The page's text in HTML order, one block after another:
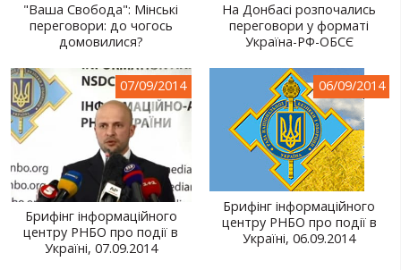
ПОСЛУГИ
"Ваша Свобода": Мінські
переговори: до чогось
домовилися?
На Донбасі розпочались
переговори у форматі
Україна-РФ-ОБСЄ
07/09/2014
Брифінг інформаційного
центру РНБО про події в
Україні, 07.09.2014
06/09/2014
Брифінг інформаційного
центру РНБО про події в
Україні, 06.09.2014